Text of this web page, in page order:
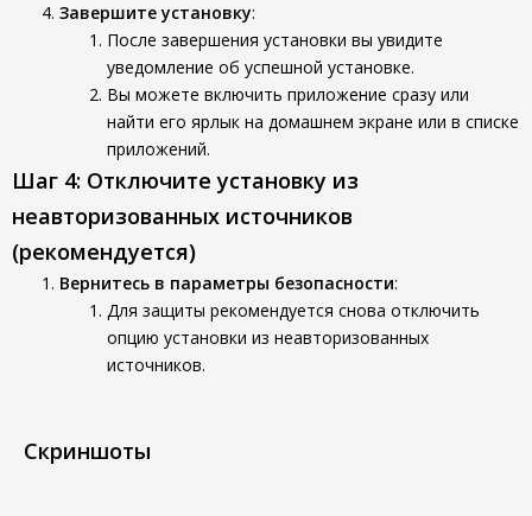
Завершите установку:
После завершения установки вы увидите
уведомление об успешной установке.
Вы можете включить приложение сразу или
найти его ярлык на домашнем экране или в списке
приложений.
Шаг 4: Отключите установку из
неавторизованных источников
(рекомендуется)
Вернитесь в параметры безопасности:
Для защиты рекомендуется снова отключить
опцию установки из неавторизованных
источников.
Скриншоты